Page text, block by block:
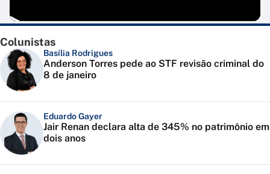
Colunistas
Basília Rodrigues
Anderson Torres pede ao STF revisão criminal do
8 de janeiro
Eduardo Gayer
Jair Renan declara alta de 345% no patrimônio em
dois anos